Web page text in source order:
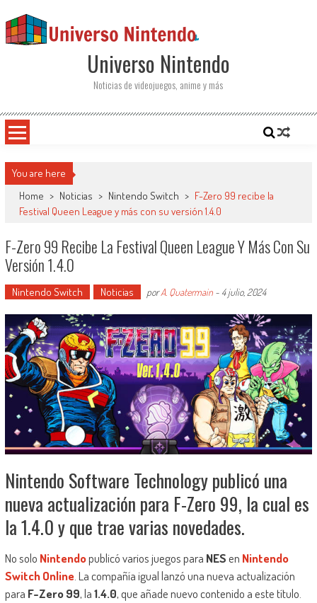
Universo Nintendo
Noticias de videojuegos, anime y más
You are here
Home > Noticias > Nintendo Switch > F-Zero 99 recibe la
Festival Queen League y más con su versión 1.4.0
F-Zero 99 Recibe La Festival Queen League Y Más Con Su
Versión 1.4.0
Nintendo Switch Noticias porA. Quatermain- 4 julio, 2024
Nintendo Software Technology publicó una
nueva actualización para F-Zero 99, la cual es
la 1.4.0 y que trae varias novedades.
No solo Nintendopublicó varios juegos para NESen Nintendo
Switch Online. La compañía igual lanzó una nueva actualización
para F-Zero 99, la1.4.0, que añade nuevo contenido a este título.